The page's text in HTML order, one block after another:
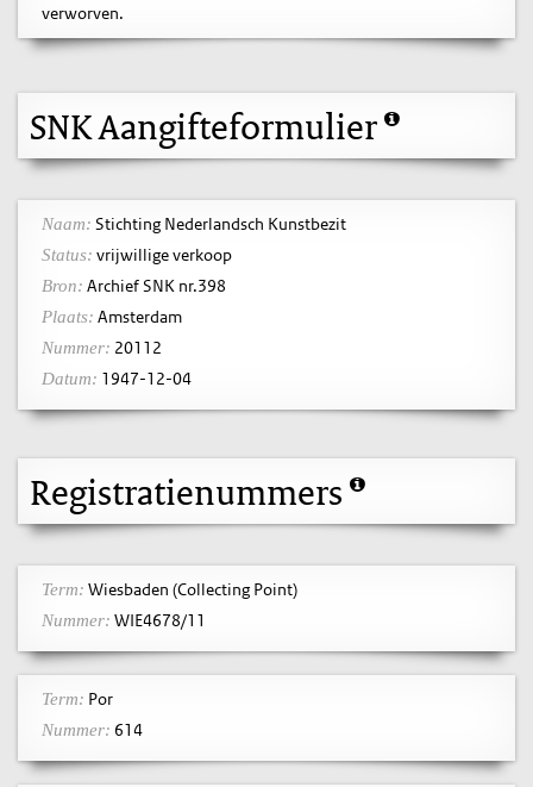
verworven.
SNK Aangifteformulier
Naam: Stichting Nederlandsch Kunstbezit
Status: vrijwillige verkoop
Bron: Archief SNK nr.398
Plaats: Amsterdam
Nummer: 20112
Datum: 1947-12-04
Registratienummers
Term: Wiesbaden (Collecting Point)
Nummer: WIE4678/11
Term: Por
Nummer: 614